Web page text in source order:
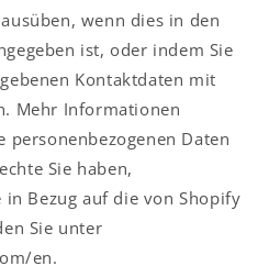
wenn dies in den
ist, oder indem Sie
Kontaktdaten mit
Mehr Informationen
Daten
Sie haben,
Bezug auf die von Shopify
Sie unter
en.